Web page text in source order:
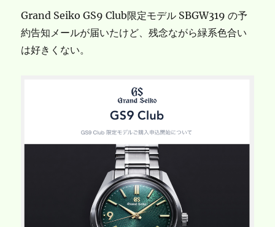
Grand Seiko GS9 Club限定モデル SBGW319 の予
約告知メールが届いたけど、残念ながら緑系色合い
は好きくない。